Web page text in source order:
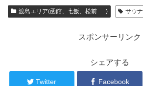
渡島エリア(函館、七飯、松前･･･) サウナ
スポンサーリンク
シェアする
Twitter Facebook